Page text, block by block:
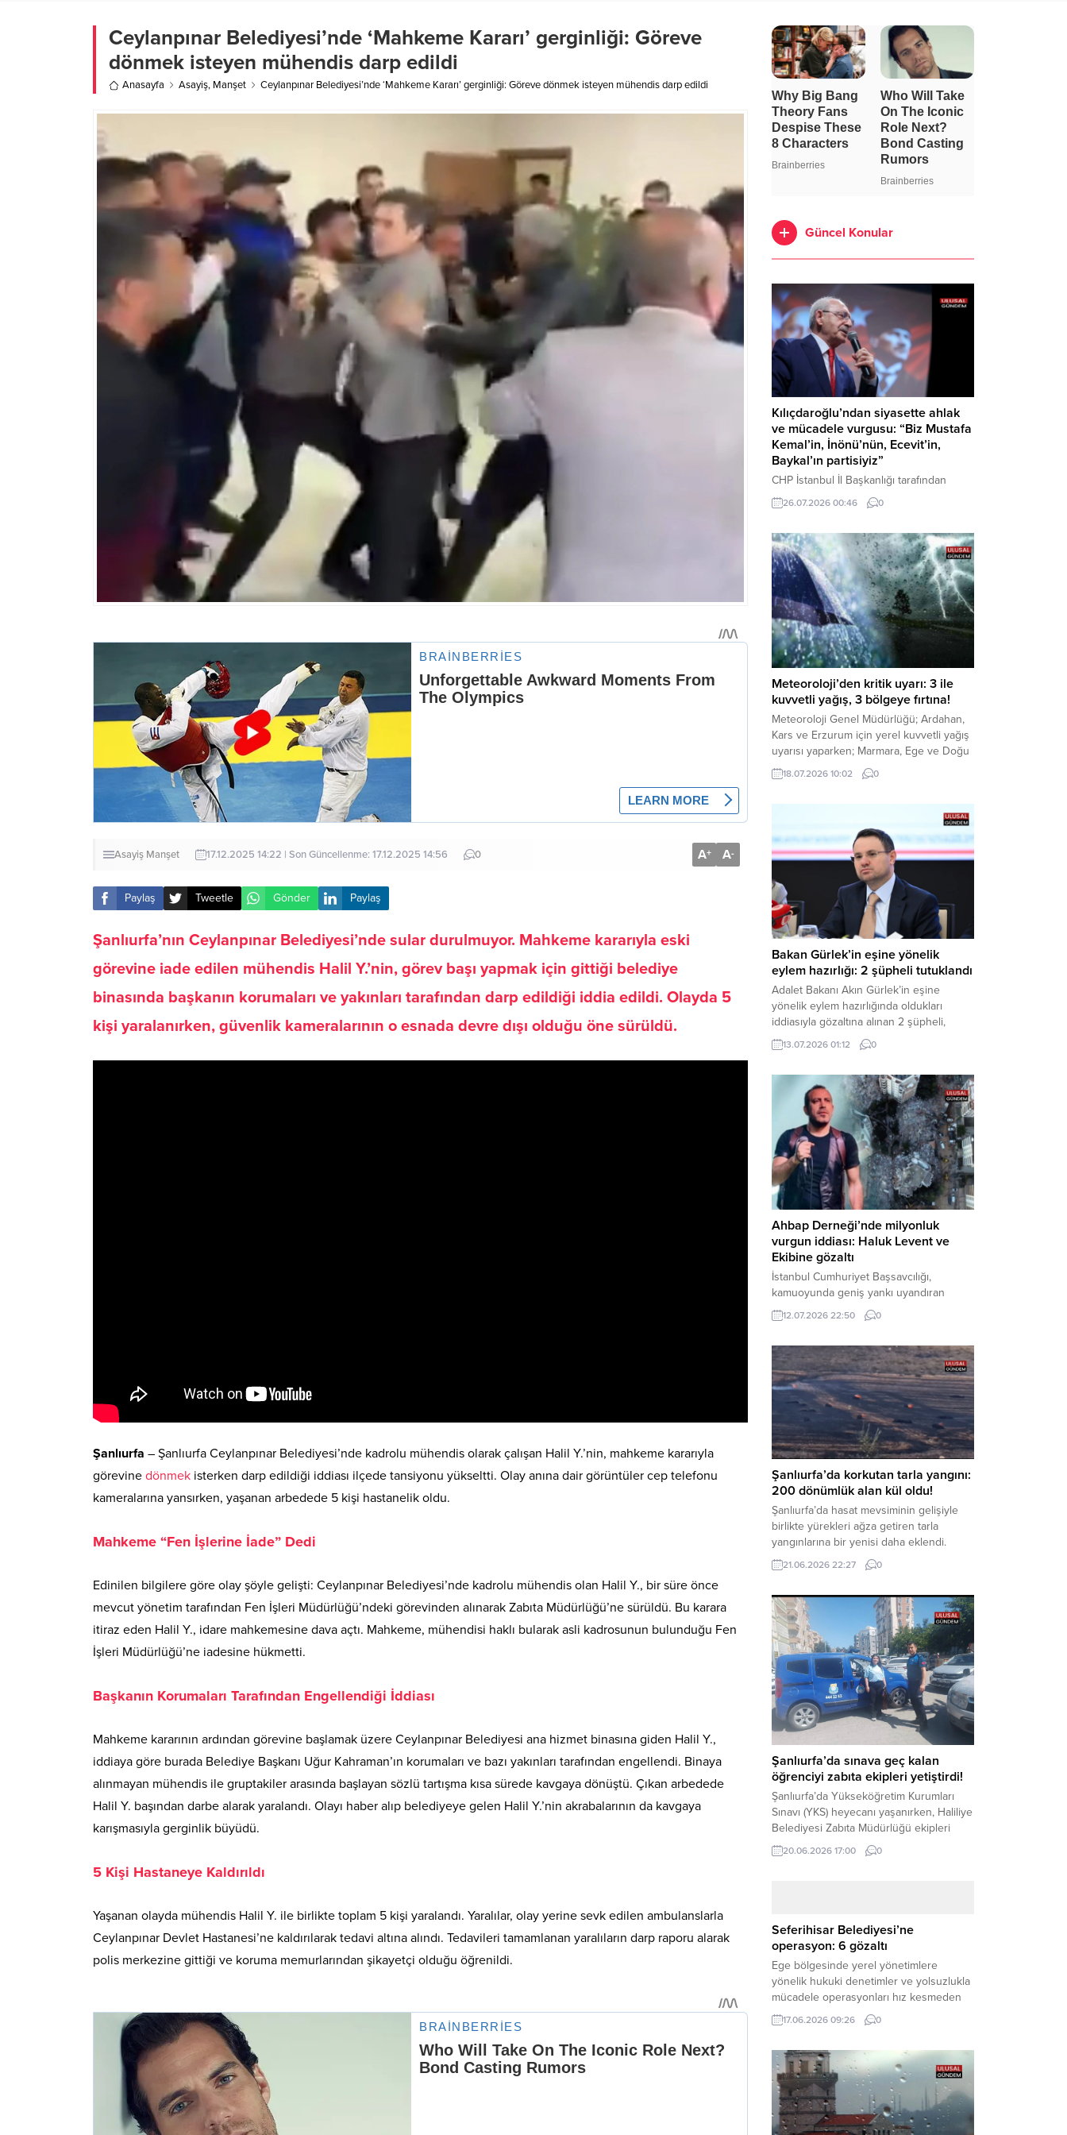
Ceylanpınar Belediyesi’nde ‘Mahkeme Kararı’ gerginliği: Göreve
dönmek isteyen mühendis darp edildi
Anasayfa Asayiş, Manşet Ceylanpınar Belediyesi’nde ‘Mahkeme Kararı’ gerginliği: Göreve dönmek isteyen mühendis darp edildi
Asayiş Manşet 17.12.2025 14:22 | Son Güncellenme: 17.12.2025 14:56 0 A+ A-
Paylaş Tweetle Gönder Paylaş
Şanlıurfa’nın Ceylanpınar Belediyesi’nde sular durulmuyor. Mahkeme kararıyla eski
görevine iade edilen mühendis Halil Y.’nin, görev başı yapmak için gittiği belediye
binasında başkanın korumaları ve yakınları tarafından darp edildiği iddia edildi. Olayda 5
kişi yaralanırken, güvenlik kameralarının o esnada devre dışı olduğu öne sürüldü.
Şanlıurfa – Şanlıurfa Ceylanpınar Belediyesi’nde kadrolu mühendis olarak çalışan Halil Y.’nin, mahkeme kararıyla
görevine dönmek isterken darp edildiği iddiası ilçede tansiyonu yükseltti. Olay anına dair görüntüler cep telefonu
kameralarına yansırken, yaşanan arbedede 5 kişi hastanelik oldu.
Mahkeme “Fen İşlerine İade” Dedi
Edinilen bilgilere göre olay şöyle gelişti: Ceylanpınar Belediyesi’nde kadrolu mühendis olan Halil Y., bir süre önce
mevcut yönetim tarafından Fen İşleri Müdürlüğü’ndeki görevinden alınarak Zabıta Müdürlüğü’ne sürüldü. Bu karara
itiraz eden Halil Y., idare mahkemesine dava açtı. Mahkeme, mühendisi haklı bularak asli kadrosunun bulunduğu Fen
İşleri Müdürlüğü’ne iadesine hükmetti.
Başkanın Korumaları Tarafından Engellendiği İddiası
Mahkeme kararının ardından görevine başlamak üzere Ceylanpınar Belediyesi ana hizmet binasına giden Halil Y.,
iddiaya göre burada Belediye Başkanı Uğur Kahraman’ın korumaları ve bazı yakınları tarafından engellendi. Binaya
alınmayan mühendis ile gruptakiler arasında başlayan sözlü tartışma kısa sürede kavgaya dönüştü. Çıkan arbedede
Halil Y. başından darbe alarak yaralandı. Olayı haber alıp belediyeye gelen Halil Y.’nin akrabalarının da kavgaya
karışmasıyla gerginlik büyüdü.
5 Kişi Hastaneye Kaldırıldı
Yaşanan olayda mühendis Halil Y. ile birlikte toplam 5 kişi yaralandı. Yaralılar, olay yerine sevk edilen ambulanslarla
Ceylanpınar Devlet Hastanesi’ne kaldırılarak tedavi altına alındı. Tedavileri tamamlanan yaralıların darp raporu alarak
polis merkezine gittiği ve koruma memurlarından şikayetçi olduğu öğrenildi.
Güncel Konular
Kılıçdaroğlu’ndan siyasette ahlak
ve mücadele vurgusu: “Biz Mustafa
Kemal’in, İnönü’nün, Ecevit’in,
Baykal’ın partisiyiz”
CHP İstanbul İl Başkanlığı tarafından
düzenlenen Üye Katılım Töreni’nde
konuşan Kemal Kılıçdaroğlu; partinin
beşli çetelerle mücadeleden Aile
Destekleri Sigortası’na kadar birçok kritik
konuda sert ve net mesajlar verdi. Haber
Merkezi – CHP Genel Başkanı Kemal
Kılıçdaroğlu, Rauf Denktaş Kültür
Merkezi’nde gerçekleştirilen ve yeni
üyelere rozetlerinin takıldığı...
26.07.2026 00:46 0
Meteoroloji’den kritik uyarı: 3 ile
kuvvetli yağış, 3 bölgeye fırtına!
Meteoroloji Genel Müdürlüğü; Ardahan,
Kars ve Erzurum için yerel kuvvetli yağış
uyarısı yaparken; Marmara, Ege ve Doğu
Anadolu’nun belirli kesimlerinde ise
saatte 60 kilometre hıza ulaşabilecek
tedbirli olmaya çağırdı. Haber Merkezi –
Çevre, Şehircilik ve İklim Değişikliği
Bakanlığı Meteoroloji Genel Müdürlüğü,
ülke genelini kapsayan son hava...
18.07.2026 10:02 0
Bakan Gürlek’in eşine yönelik
eylem hazırlığı: 2 şüpheli tutuklandı
Adalet Bakanı Akın Gürlek’in eşine
yönelik eylem hazırlığında oldukları
iddiasıyla gözaltına alınan 2 şüpheli,
çıkarıldıkları mahkemece tutuklanarak
cezaevine gönderildi. Haber Merkezi –
tarafından yürütülen geniş kapsamlı
soruşturma çerçevesinde gözaltına
alınan şüphelilerin emniyetteki işlemleri
tamamlandı. Güvenlik birimlerindeki
sorgularının ardından yoğun güvenlik
önlemleri altında adliyeye sevk edilen
U.Y. ve...
13.07.2026 01:12 0
Ahbap Derneği’nde milyonluk
vurgun iddiası: Haluk Levent ve
Ekibine gözaltı
İstanbul Cumhuriyet Başsavcılığı,
kamuoyunda geniş yankı uyandıran
Ahbap Derneği’ne yönelik kapsamlı bir
soruşturma başlattığını ve Dernek
şüphelilerin gözaltına alındığını açıkladı.
Yürütülen tahkikatın “Dernekler
Kanunu’na muhalefet”, “suçtan
kaynaklanan mal varlığı değerlerini
aklama” ve “örgüt” suçlamaları
kapsamında derinleştirildiği bildirildi.
Haber Merkezi – Soruşturmanın
odağında, özellikle 6 Şubat...
12.07.2026 22:50 0
Şanlıurfa’da korkutan tarla yangını:
200 dönümlük alan kül oldu!
Şanlıurfa’da hasat mevsiminin gelişiyle
birlikte yürekleri ağza getiren tarla
yangınlarına bir yenisi daha eklendi.
Hilvan ilçesinde çıkan yangında, 50
dönümü biçilmemiş buğday olmak üzere
teslim olarak küle döndü. Haber Merkezi
– Yangın, Şanlıurfa’nın Hilvan ilçesine
bağlı Agilmuz köyünde meydana geldi.
Edinilen bilgilere göre, henüz
belirlenemeyen...
21.06.2026 22:27 0
Şanlıurfa’da sınava geç kalan
öğrenciyi zabıta ekipleri yetiştirdi!
Şanlıurfa’da Yükseköğretim Kurumları
Sınavı (YKS) heyecanı yaşanırken, Haliliye
Belediyesi Zabıta Müdürlüğü ekipleri
geleceğini belirleyecek sınava geç kalma
tehlikesiyle karşı karşıya kalan bir
yolunu tutan binlerce aday arasında,
sınav yerine zamanında ulaşamayan bir
öğrenci büyük bir panik yaşadı....
20.06.2026 17:00 0
Seferihisar Belediyesi’ne
operasyon: 6 gözaltı
Ege bölgesinde yerel yönetimlere
yönelik hukuki denetimler ve yolsuzlukla
mücadele operasyonları hız kesmeden
devam ediyor. İzmir’in turistik ilçelerinden
Seferihisar Belediyesi, sabah saatlerinde
operasyonuyla sarsıldı. Haber Merkezi –
İzmir Cumhuriyet Başsavcılığı
koordinesinde yürütülen geniş kapsamlı
yolsuzluk ve mali suçlar soruşturması
kapsamında düğmeye basıldı. Edinilen ilk
17.06.2026 09:26 0